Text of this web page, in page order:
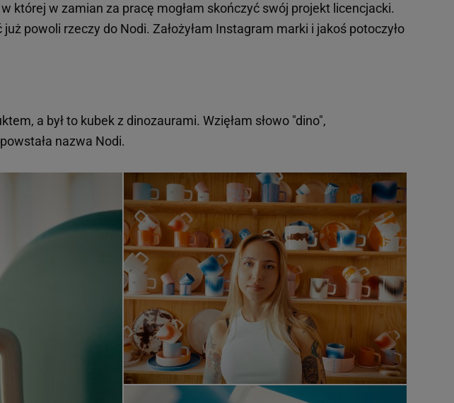
której w zamian za pracę mogłam skończyć swój projekt licencjacki.
powoli rzeczy do Nodi. Założyłam Instagram marki i jakoś potoczyło
a był to kubek z dinozaurami. Wzięłam słowo "dino",
nazwa Nodi.